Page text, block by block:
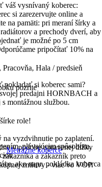
Hala / predsieň
role!
na vyzdvihnutie po zaplatení.
v podobe upravenej dĺžky
a zákazník preto
zmluvy - viac vo VOP.
váš vysnívaný koberec:
si zarezervujte online a
na pamäti: pri meraní šírky a
a prechody dverí, aby
je možné po 5 cm
pripočítať 10% na
pokladať si koberec sami?
predajni HORNBACH a
montážnou službou.
plávajúcim spôsobom,
ako napr. pokládka koberca
pozrite
Metrážne koberce